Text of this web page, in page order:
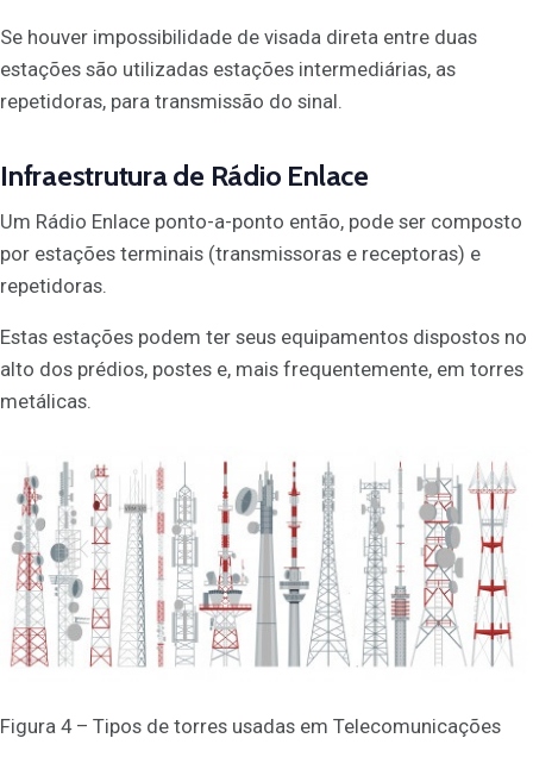
Se houver impossibilidade de visada direta entre duas
estações são utilizadas estações intermediárias, as
repetidoras, para transmissão do sinal.
Infraestrutura de Rádio Enlace
Um Rádio Enlace ponto-a-ponto então, pode ser composto
por estações terminais (transmissoras e receptoras) e
repetidoras.
Estas estações podem ter seus equipamentos dispostos no
alto dos prédios, postes e, mais frequentemente, em torres
metálicas.
Figura 4 – Tipos de torres usadas em Telecomunicações